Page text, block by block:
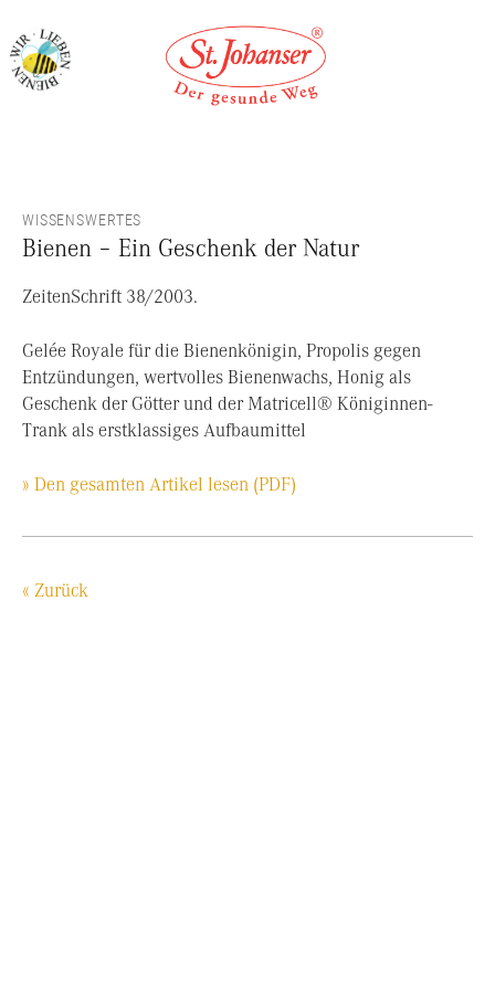
WISSENSWERTES
Bienen – Ein Geschenk der Natur
ZeitenSchrift 38/2003.
Gelée Royale für die Bienenkönigin, Propolis gegen
Entzündungen, wertvolles Bienenwachs, Honig als
Geschenk der Götter und der Matricell® Königinnen-
Trank als erstklassiges Aufbaumittel
» Den gesamten Artikel lesen (PDF)
« Zurück